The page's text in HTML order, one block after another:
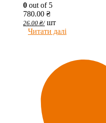
0 out of 5
780.00 ₴
26.00 ₴/ шт
Читати далі